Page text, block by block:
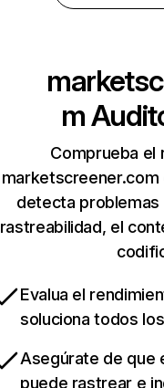
m
Comprueba el
marketscreener.com
detecta problemas
rastreabilidad, el
Evalua el
soluciona todos
Asegúrate de que
puede rastrear e